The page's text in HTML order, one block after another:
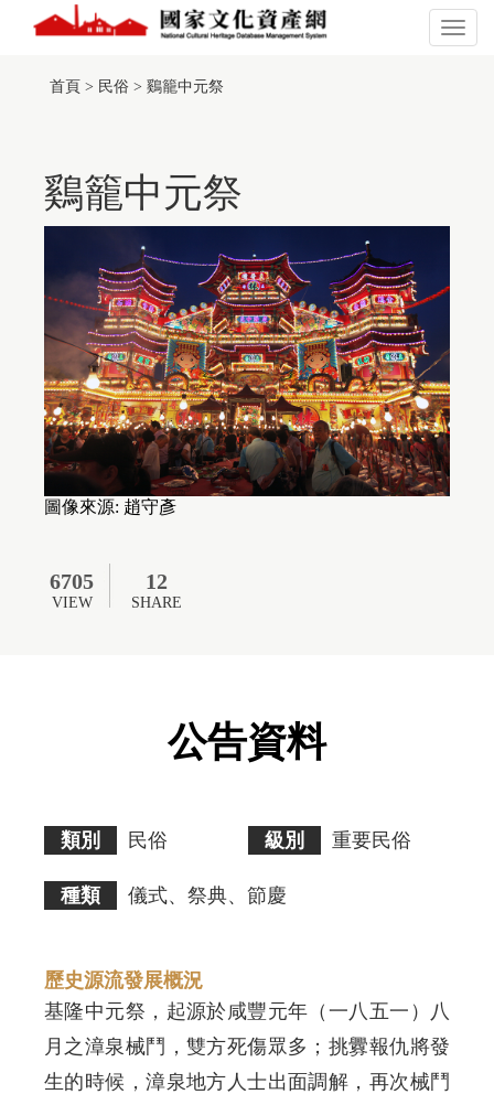
展
開
首頁 > 民俗 > 鷄籠中元祭
鷄籠中元祭
圖像來源: 趙守彥
6705
VIEW
12
SHARE
公告資料
類別 民俗 級別 重要民俗
種類 儀式、祭典、節慶
歷史源流發展概況
基隆中元祭，起源於咸豐元年（一八五一）八
月之漳泉械鬥，雙方死傷眾多；挑釁報仇將發
生的時候，漳泉地方人士出面調解，再次械鬥